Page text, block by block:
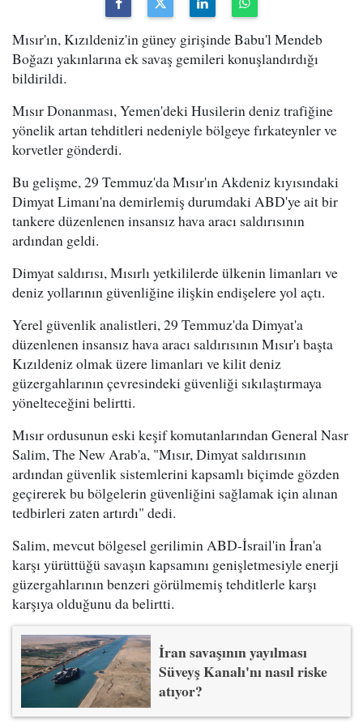
Mısır'ın, Kızıldeniz'in güney girişinde Babu'l Mendeb
Boğazı yakınlarına ek savaş gemileri konuşlandırdığı
bildirildi.
Mısır Donanması, Yemen'deki Husilerin deniz trafiğine
yönelik artan tehditleri nedeniyle bölgeye fırkateynler ve
korvetler gönderdi.
Bu gelişme, 29 Temmuz'da Mısır'ın Akdeniz kıyısındaki
Dimyat Limanı'na demirlemiş durumdaki ABD'ye ait bir
tankere düzenlenen insansız hava aracı saldırısının
ardından geldi.
Dimyat saldırısı, Mısırlı yetkililerde ülkenin limanları ve
deniz yollarının güvenliğine ilişkin endişelere yol açtı.
Yerel güvenlik analistleri, 29 Temmuz'da Dimyat'a
düzenlenen insansız hava aracı saldırısının Mısır'ı başta
Kızıldeniz olmak üzere limanları ve kilit deniz
güzergahlarının çevresindeki güvenliği sıkılaştırmaya
yönelteceğini belirtti.
Mısır ordusunun eski keşif komutanlarından General Nasr
Salim, The New Arab'a, "Mısır, Dimyat saldırısının
ardından güvenlik sistemlerini kapsamlı biçimde gözden
geçirerek bu bölgelerin güvenliğini sağlamak için alınan
tedbirleri zaten artırdı" dedi.
Salim, mevcut bölgesel gerilimin ABD-İsrail'in İran'a
karşı yürüttüğü savaşın kapsamını genişletmesiyle enerji
güzergahlarının benzeri görülmemiş tehditlerle karşı
karşıya olduğunu da belirtti.
İran savaşının yayılması
Süveyş Kanalı'nı nasıl riske
atıyor?